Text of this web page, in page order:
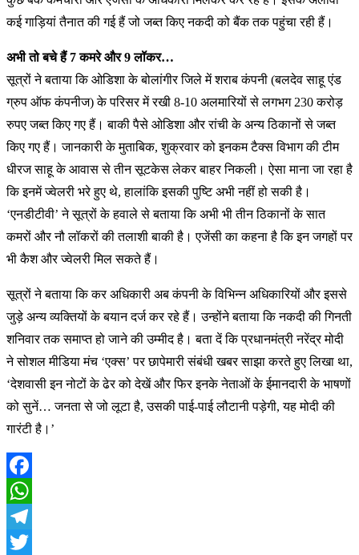
कई गाड़ियां तैनात की गई हैं जो जब्त किए नकदी को बैंक तक पहुंचा रही हैं।
अभी तो बचे हैं 7 कमरे और 9 लॉकर…
सूत्रों ने बताया कि ओडिशा के बोलांगीर जिले में शराब कंपनी (बलदेव साहू एंड
ग्रुप ऑफ कंपनीज) के परिसर में रखी 8-10 अलमारियों से लगभग 230 करोड़
रुपए जब्त किए गए हैं। बाकी पैसे ओडिशा और रांची के अन्य ठिकानों से जब्त
किए गए हैं। जानकारी के मुताबिक, शुक्रवार को इनकम टैक्स विभाग की टीम
धीरज साहू के आवास से तीन सूटकेस लेकर बाहर निकली। ऐसा माना जा रहा है
कि इनमें ज्वेलरी भरे हुए थे, हालांकि इसकी पुष्टि अभी नहीं हो सकी है।
‘एनडीटीवी’ ने सूत्रों के हवाले से बताया कि अभी भी तीन ठिकानों के सात
कमरों और नौ लॉकरों की तलाशी बाकी है। एजेंसी का कहना है कि इन जगहों पर
भी कैश और ज्वेलरी मिल सकते हैं।
सूत्रों ने बताया कि कर अधिकारी अब कंपनी के विभिन्न अधिकारियों और इससे
जुड़े अन्य व्यक्तियों के बयान दर्ज कर रहे हैं। उन्होंने बताया कि नकदी की गिनती
शनिवार तक समाप्त हो जाने की उम्मीद है। बता दें कि प्रधानमंत्री नरेंद्र मोदी
ने सोशल मीडिया मंच ‘एक्स’ पर छापेमारी संबंधी खबर साझा करते हुए लिखा था,
‘देशवासी इन नोटों के ढेर को देखें और फिर इनके नेताओं के ईमानदारी के भाषणों
को सुनें… जनता से जो लूटा है, उसकी पाई-पाई लौटानी पड़ेगी, यह मोदी की
गारंटी है।’
Facebook
WhatsApp
Telegram